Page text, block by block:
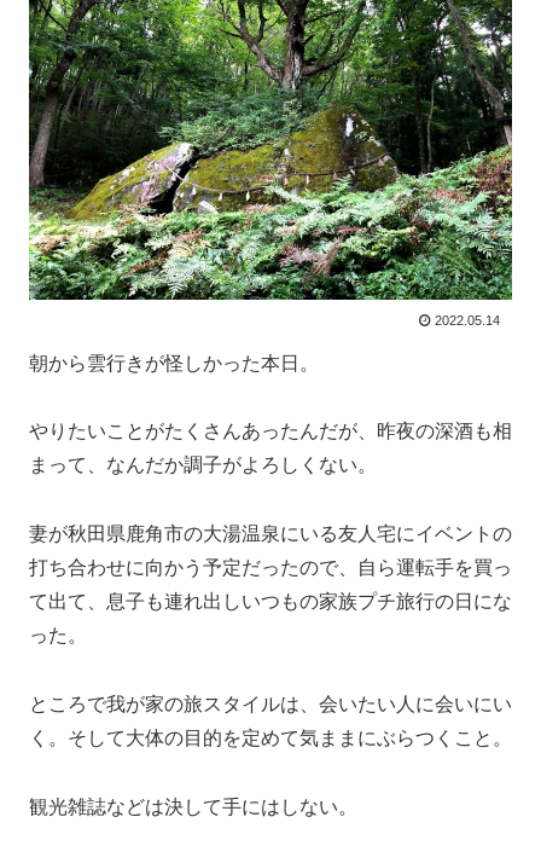
2022.05.14
朝から雲行きが怪しかった本日。
やりたいことがたくさんあったんだが、昨夜の深酒も相
まって、なんだか調子がよろしくない。
妻が秋田県鹿角市の大湯温泉にいる友人宅にイベントの
打ち合わせに向かう予定だったので、自ら運転手を買っ
て出て、息子も連れ出しいつもの家族プチ旅行の日にな
った。
ところで我が家の旅スタイルは、会いたい人に会いにい
く。そして大体の目的を定めて気ままにぶらつくこと。
観光雑誌などは決して手にはしない。